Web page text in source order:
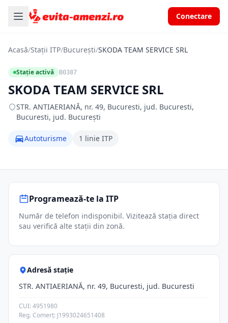
Conectare
Acasă/Stații ITP/București/SKODA TEAM SERVICE SRL
Stație activă B0387
SKODA TEAM SERVICE SRL
STR. ANTIAERIANĂ, nr. 49, Bucuresti, jud. Bucuresti,
Bucuresti, jud. București
Autoturisme 1 linie ITP
Programează-te la ITP
Număr de telefon indisponibil. Vizitează stația direct
sau verifică alte stații din zonă.
Adresă stație
STR. ANTIAERIANĂ, nr. 49, Bucuresti, jud. Bucuresti
CUI: 4951980
Reg. Comerț: J1993024651408